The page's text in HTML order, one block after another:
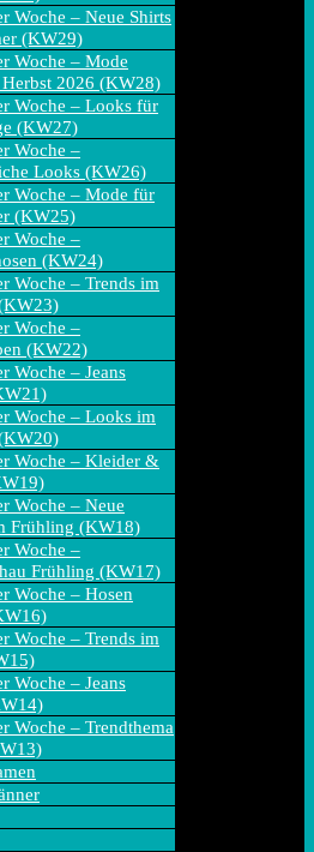
Woche – Neue Shirts
(KW29)
Woche – Mode
2026 (KW28)
Woche – Looks für
(KW27)
Woche –
Looks (KW26)
Woche – Mode für
(KW25)
Woche –
(KW24)
Woche – Trends im
Woche –
(KW22)
Woche – Jeans
Woche – Looks im
Woche – Kleider &
Woche – Neue
Frühling (KW18)
Woche –
Frühling (KW17)
Woche – Hosen
Woche – Trends im
Woche – Jeans
Woche – Trendthema